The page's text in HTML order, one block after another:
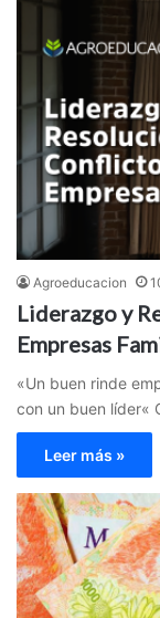
Agroeducacion
Liderazgo y
Empresas
«Un buen rinde
con un buen líder«
Leer más »